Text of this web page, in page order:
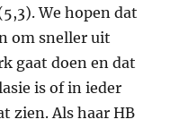
We hopen dat
om sneller uit
gaat doen en dat
is of in ieder
zien. Als haar HB